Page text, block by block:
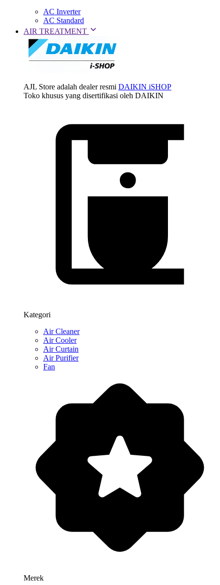
AC Inverter
AC Standard
AIR TREATMENT
AJL Store adalah dealer resmi DAIKIN iSHOP
Toko khusus yang disertifikasi oleh DAIKIN
Kategori
Air Cleaner
Air Cooler
Air Curtain
Air Purifier
Fan
Merek